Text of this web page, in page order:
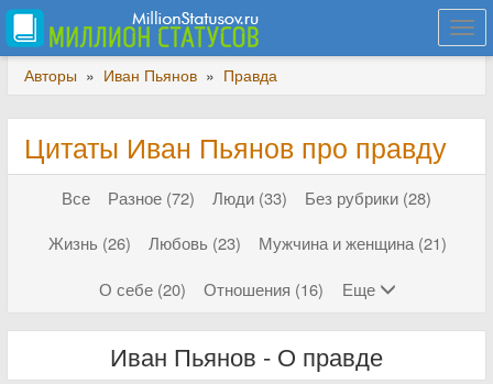
Авторы » Иван Пьянов » Правда
Цитаты Иван Пьянов про правду
Все Разное (72) Люди (33)
Без рубрики (28)
Жизнь (26)
Любовь (23)
Мужчина и женщина (21)
О себе (20)
Отношения (16) Еще
Иван Пьянов - О правде